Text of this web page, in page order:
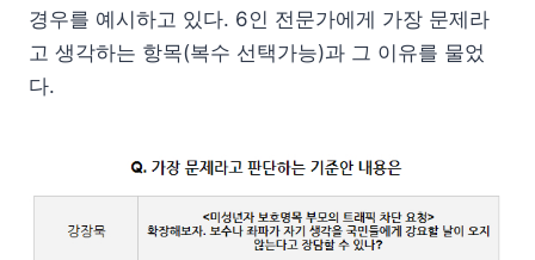
경우를 예시하고 있다. 6인 전문가에게 가장 문제라
고 생각하는 항목(복수 선택가능)과 그 이유를 물었
다.